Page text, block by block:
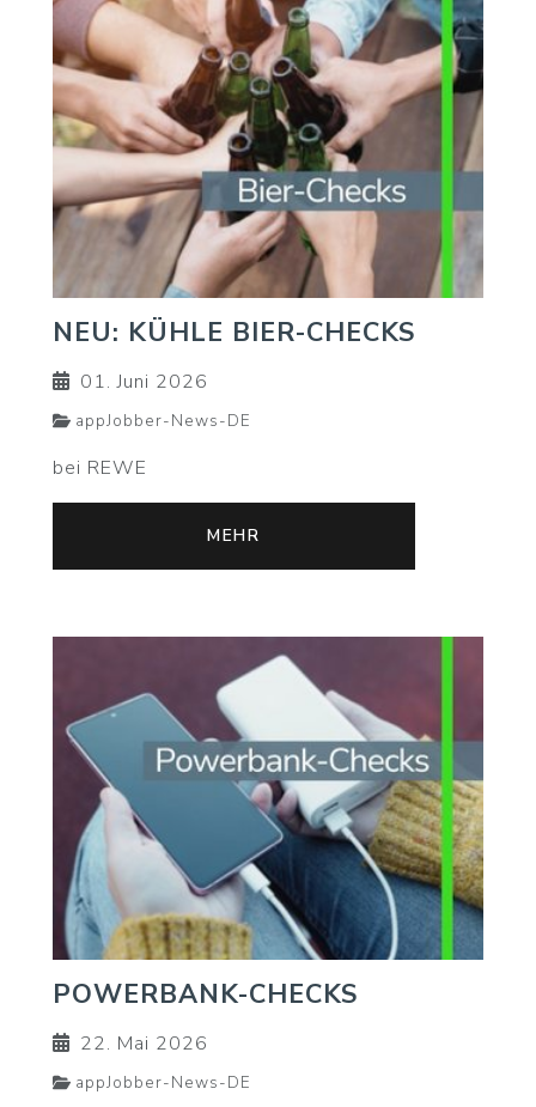
NEU: KÜHLE BIER-CHECKS
01. Juni 2026
appJobber-News-DE
bei REWE
MEHR
POWERBANK-CHECKS
22. Mai 2026
appJobber-News-DE